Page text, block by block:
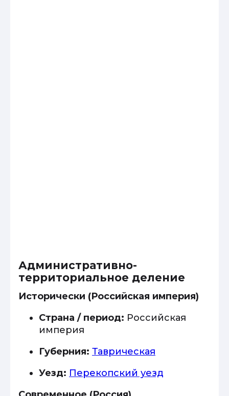
Административно-
территориальное деление
Исторически (Российская империя)
Страна / период: Российская
империя
Губерния: Таврическая
Уезд: Перекопский уезд